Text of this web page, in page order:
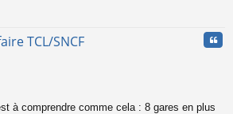
TCL/SNCF
à comprendre comme cela : 8 gares en plus